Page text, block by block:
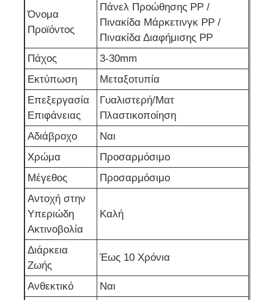
Όνομα
Προϊόντος
Πάνελ Προώθησης PP /
Πινακίδα Μάρκετινγκ PP /
Πινακίδα Διαφήμισης PP
Πάχος
3-30mm
Εκτύπωση
Μεταξοτυπία
Επεξεργασία
Επιφάνειας
Γυαλιστερή/Ματ
Πλαστικοποίηση
Αδιάβροχο
Ναι
Χρώμα
Προσαρμόσιμο
Μέγεθος
Προσαρμόσιμο
Αντοχή στην
Υπεριώδη
Ακτινοβολία
Καλή
Διάρκεια
Ζωής
Έως 10 Χρόνια
Ανθεκτικό
Ναι